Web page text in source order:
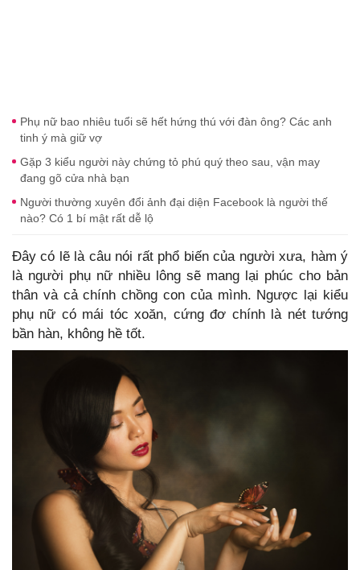
Phụ nữ bao nhiêu tuổi sẽ hết hứng thú với đàn ông? Các anh
tinh ý mà giữ vợ
Gặp 3 kiểu người này chứng tỏ phú quý theo sau, vận may
đang gõ cửa nhà bạn
Người thường xuyên đổi ảnh đại diện Facebook là người thế
nào? Có 1 bí mật rất dễ lộ
Đây có lẽ là câu nói rất phổ biến của người xưa, hàm ý
là người phụ nữ nhiều lông sẽ mang lại phúc cho bản
thân và cả chính chồng con của mình. Ngược lại kiểu
phụ nữ có mái tóc xoăn, cứng đơ chính là nét tướng
bần hàn, không hề tốt.